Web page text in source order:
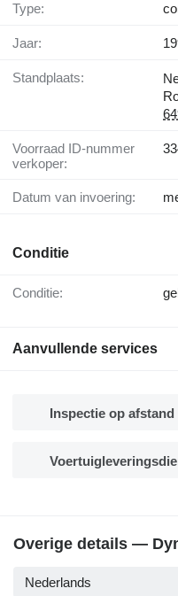
Type:
Jaar:
Standplaats:
Voorraad ID-nummer
verkoper:
Datum van invoering:
Conditie
Conditie:
Aanvullende services
Inspectie op afstand
Overige details —
Nederlands